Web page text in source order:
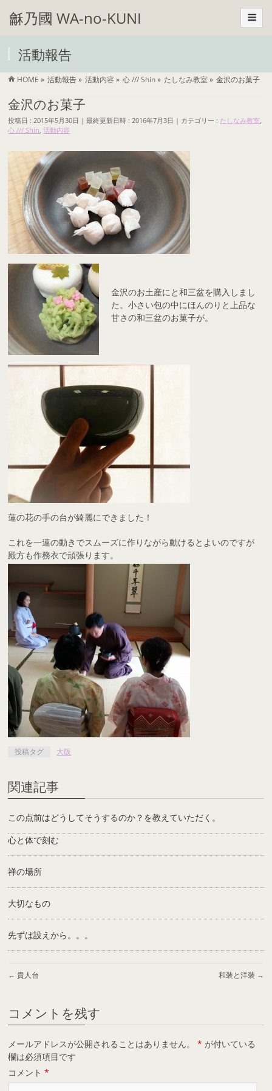
龢乃國 WA-no-KUNI
活動報告
HOME » 活動報告» 活動内容 » 心 /// Shin» たしなみ教室» 金沢のお菓子
金沢のお菓子
投稿日 : 2015年5月30日 最終更新日時 : 2016年7月3日 カテゴリー : たしなみ教室,
心 /// Shin,活動内容
金沢のお土産にと和三盆を購入しまし
た。小さい包の中にほんのりと上品な
甘さの和三盆のお菓子が。
蓮の花の手の台が綺麗にできました！
これを一連の動きでスムーズに作りながら動けるとよいのですが
殿方も作務衣で頑張ります。
投稿タグ 大阪
関連記事
この点前はどうしてそうするのか？を教えていただく。
心と体で刻む
禅の場所
大切なもの
先ずは設えから。。。
← 貴人台 和装と洋装 →
コメントを残す
メールアドレスが公開されることはありません。 * が付いている
欄は必須項目です
コメント*